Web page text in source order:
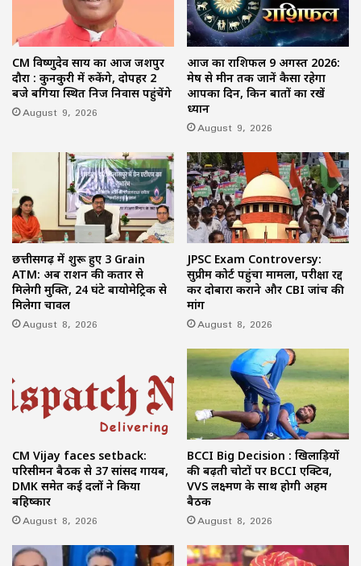
CM विष्णुदेव साय का आज जशपुर
दौरा : कुनकुरी में रुकेंगे, दोपहर 2
बजे बगिया स्थित निज निवास पहुंचेंगे
August 9, 2026
आज का राशिफल 9 अगस्त 2026:
मेष से मीन तक जानें कैसा रहेगा
आपका दिन, किन बातों का रखें
ध्यान
August 9, 2026
छत्तीसगढ़ में शुरू हुए 3 Grain
ATM: अब राशन की कतार से
मिलेगी मुक्ति, 24 घंटे बायोमेट्रिक से
मिलेगा चावल
August 8, 2026
JPSC Exam Controversy:
सुप्रीम कोर्ट पहुंचा मामला, परीक्षा रद्द
कर दोबारा कराने और CBI जांच की
मांग
August 8, 2026
CM Vijay faces setback:
परिसीमन बैठक से 37 सांसद गायब,
DMK समेत कई दलों ने किया
बहिष्कार
August 8, 2026
BCCI Big Decision : खिलाड़ियों
की बढ़ती चोटों पर BCCI एक्टिव,
VVS लक्ष्मण के साथ होगी अहम
बैठक
August 8, 2026